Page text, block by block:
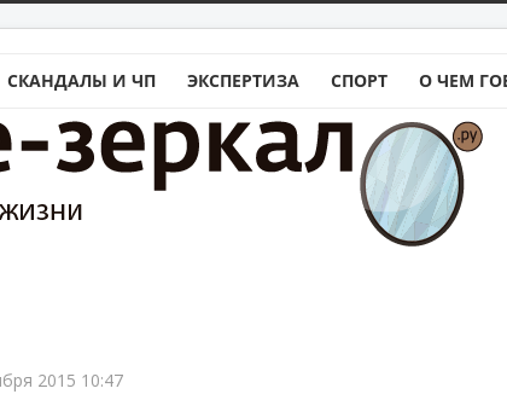
СКАНДАЛЫ И ЧП ЭКСПЕРТИЗА СПОРТ О ЧЕМ
2015 10:47